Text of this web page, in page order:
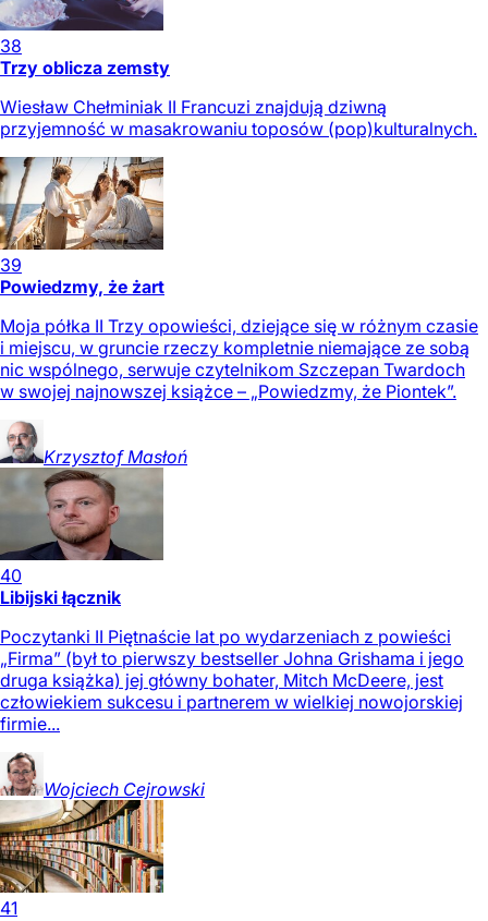
38
Trzy oblicza zemsty
Wiesław Chełminiak II Francuzi znajdują dziwną
przyjemność w masakrowaniu toposów (pop)kulturalnych.
39
Powiedzmy, że żart
Moja półka II Trzy opowieści, dziejące się w różnym czasie
i miejscu, w gruncie rzeczy kompletnie niemające ze sobą
nic wspólnego, serwuje czytelnikom Szczepan Twardoch
w swojej najnowszej książce – „Powiedzmy, że Piontek”.
Krzysztof Masłoń
40
Libijski łącznik
Poczytanki II Piętnaście lat po wydarzeniach z powieści
„Firma” (był to pierwszy bestseller Johna Grishama i jego
druga książka) jej główny bohater, Mitch McDeere, jest
człowiekiem sukcesu i partnerem w wielkiej nowojorskiej
firmie...
Wojciech Cejrowski
41